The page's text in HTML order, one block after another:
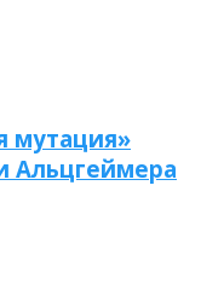
мутация»
Альцгеймера